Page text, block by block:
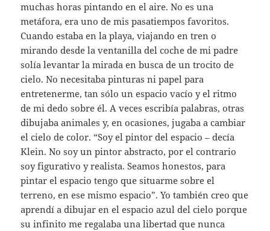
muchas horas pintando en el aire. No es una
metáfora, era uno de mis pasatiempos favoritos.
Cuando estaba en la playa, viajando en tren o
mirando desde la ventanilla del coche de mi padre
solía levantar la mirada en busca de un trocito de
cielo. No necesitaba pinturas ni papel para
entretenerme, tan sólo un espacio vacío y el ritmo
de mi dedo sobre él. A veces escribía palabras, otras
dibujaba animales y, en ocasiones, jugaba a cambiar
el cielo de color. “Soy el pintor del espacio – decía
Klein. No soy un pintor abstracto, por el contrario
soy figurativo y realista. Seamos honestos, para
pintar el espacio tengo que situarme sobre el
terreno, en ese mismo espacio”. Yo también creo que
aprendí a dibujar en el espacio azul del cielo porque
su infinito me regalaba una libertad que nunca